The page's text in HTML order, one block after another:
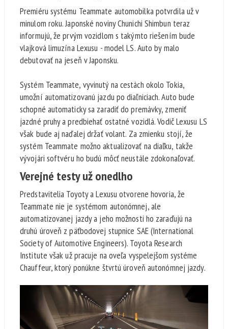
Premiéru systému Teammate automobilka potvrdila už v
minulom roku. Japonské noviny Chunichi Shimbun teraz
informujú, že prvým vozidlom s takýmto riešením bude
vlajková limuzína Lexusu - model LS. Auto by malo
debutovať na jeseň v Japonsku.
Systém Teammate, vyvinutý na cestách okolo Tokia,
umožní automatizovanú jazdu po diaľniciach. Auto bude
schopné automaticky sa zaradiť do premávky, zmeniť
jazdné pruhy a predbiehať ostatné vozidlá. Vodič Lexusu LS
však bude aj naďalej držať volant. Za zmienku stojí, že
systém Teammate možno aktualizovať na diaľku, takže
vývojári softvéru ho budú môcť neustále zdokonaľovať.
Verejné testy už onedlho
Predstavitelia Toyoty a Lexusu otvorene hovoria, že
Teammate nie je systémom autonómnej, ale
automatizovanej jazdy a jeho možnosti ho zaraďujú na
druhú úroveň z päťbodovej stupnice SAE (International
Society of Automotive Engineers). Toyota Research
Institute však už pracuje na oveľa vyspelejšom systéme
Chauffeur, ktorý ponúkne štvrtú úroveň autonómnej jazdy.